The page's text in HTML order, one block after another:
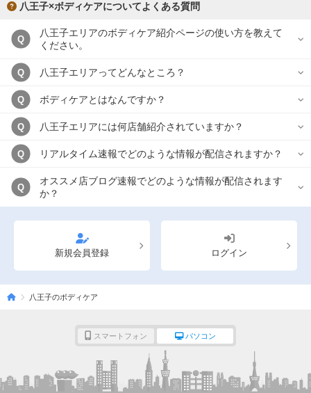
閉じる
八王子×ボディケアについてよくある質問
Q
八王子エリアのボディケア紹介ページの使い方を教えて
ください。
Q 八王子エリアってどんなところ？
Q ボディケアとはなんですか？
Q 八王子エリアには何店舗紹介されていますか？
Q リアルタイム速報でどのような情報が配信されますか？
Q
オススメ店ブログ速報でどのような情報が配信されます
か？
新規会員登録 ログイン
八王子のボディケア
スマートフォン パソコン